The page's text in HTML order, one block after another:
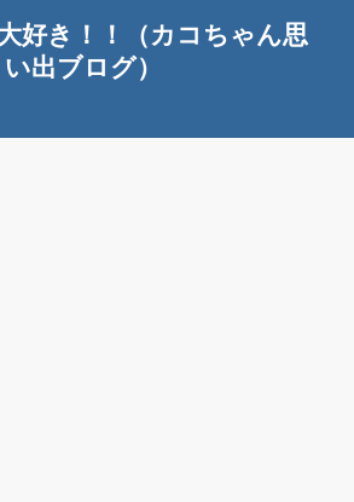
好き！！（カコちゃん思
い出ブログ）